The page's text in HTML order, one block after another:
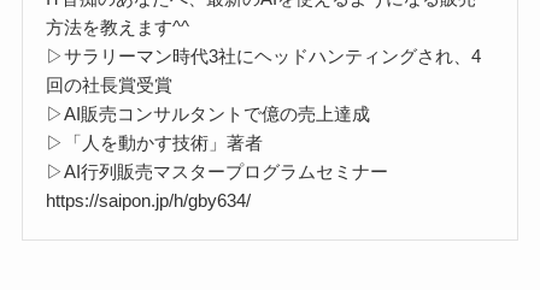
方法を教えます^^
▷サラリーマン時代3社にヘッドハンティングされ、4
回の社長賞受賞
▷AI販売コンサルタントで億の売上達成
▷「人を動かす技術」著者
▷AI行列販売マスタープログラムセミナー
https://saipon.jp/h/gby634/